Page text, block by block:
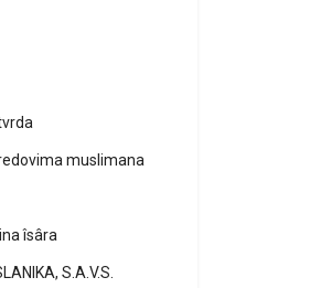
muslimana
îsâra
S.A.V.S.